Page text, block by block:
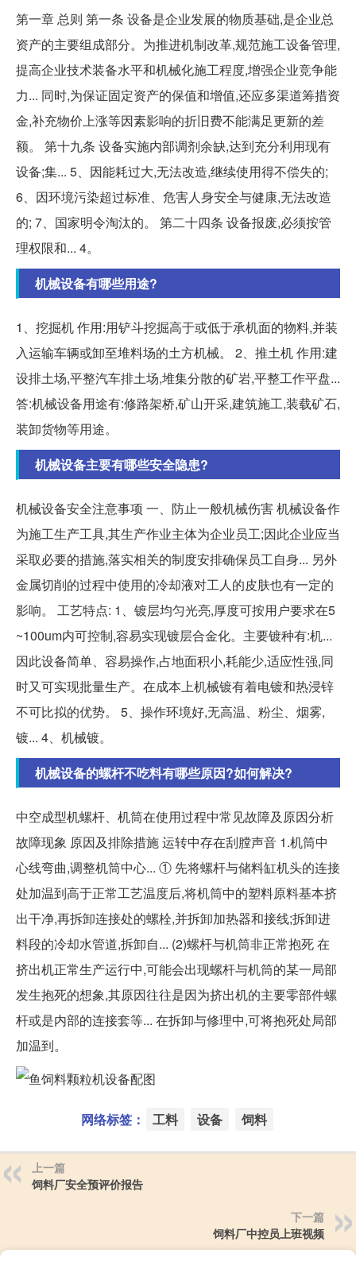
第一章 总则 第一条 设备是企业发展的物质基础,是企业总
资产的主要组成部分。为推进机制改革,规范施工设备管理,
提高企业技术装备水平和机械化施工程度,增强企业竞争能
力... 同时,为保证固定资产的保值和增值,还应多渠道筹措资
金,补充物价上涨等因素影响的折旧费不能满足更新的差
额。 第十九条 设备实施内部调剂余缺,达到充分利用现有
设备;集... 5、因能耗过大,无法改造,继续使用得不偿失的;
6、因环境污染超过标准、危害人身安全与健康,无法改造
的; 7、国家明令淘汰的。 第二十四条 设备报废,必须按管
理权限和... 4。
机械设备有哪些用途?
1、挖掘机 作用:用铲斗挖掘高于或低于承机面的物料,并装
入运输车辆或卸至堆料场的土方机械。 2、推土机 作用:建
设排土场,平整汽车排土场,堆集分散的矿岩,平整工作平盘...
答:机械设备用途有:修路架桥,矿山开采,建筑施工,装载矿石,
装卸货物等用途。
机械设备主要有哪些安全隐患?
机械设备安全注意事项 一、防止一般机械伤害 机械设备作
为施工生产工具,其生产作业主体为企业员工;因此企业应当
采取必要的措施,落实相关的制度安排确保员工自身... 另外
金属切削的过程中使用的冷却液对工人的皮肤也有一定的
影响。 工艺特点: 1、镀层均匀光亮,厚度可按用户要求在5
~100um内可控制,容易实现镀层合金化。主要镀种有:机...
因此设备简单、容易操作,占地面积小,耗能少,适应性强,同
时又可实现批量生产。在成本上机械镀有着电镀和热浸锌
不可比拟的优势。 5、操作环境好,无高温、粉尘、烟雾,
镀... 4、机械镀。
机械设备的螺杆不吃料有哪些原因?如何解决?
中空成型机螺杆、机筒在使用过程中常见故障及原因分析
故障现象 原因及排除措施 运转中存在刮膛声音 1.机筒中
心线弯曲,调整机筒中心... ① 先将螺杆与储料缸机头的连接
处加温到高于正常工艺温度后,将机筒中的塑料原料基本挤
出干净,再拆卸连接处的螺栓,并拆卸加热器和接线;拆卸进
料段的冷却水管道,拆卸自... (2)螺杆与机筒非正常抱死 在
挤出机正常生产运行中,可能会出现螺杆与机筒的某一局部
发生抱死的想象,其原因往往是因为挤出机的主要零部件螺
杆或是内部的连接套等... 在拆卸与修理中,可将抱死处局部
加温到。
网络标签： 工料 设备 饲料
上一篇
饲料厂安全预评价报告
下一篇
饲料厂中控员上班视频